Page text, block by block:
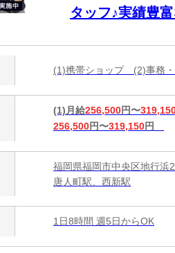
タッフ♪実績豊
(1)携帯ショップ (2)事務
(1)月給256,500円〜
256,500円〜319,150円
福岡県福岡市中央区地行浜
唐人町駅、西新駅
1日8時間 週5日からOK